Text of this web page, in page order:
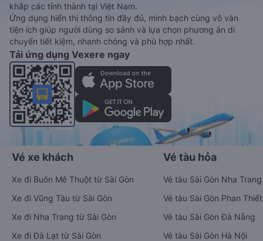
khắp các tỉnh thành tại Việt Nam.
Ứng dụng hiển thị thông tin đầy đủ, minh bạch cùng vô vàn
tiện ích giúp người dùng so sánh và lựa chọn phương án di
chuyển tiết kiệm, nhanh chóng và phù hợp nhất.
Tải ứng dụng Vexere ngay
Vé xe khách
Xe đi Buôn Mê Thuột từ Sài Gòn
Xe đi Vũng Tàu từ Sài Gòn
Xe đi Nha Trang từ Sài Gòn
Xe đi Đà Lạt từ Sài Gòn
Vé tàu hỏa
Vé tàu Sài Gòn Nha Trang
Vé tàu Sài Gòn Phan Thiết
Vé tàu Sài Gòn Đà Nẵng
Vé tàu Sài Gòn Hà Nội